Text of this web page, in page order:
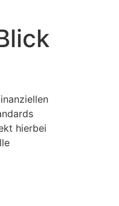
hierbei